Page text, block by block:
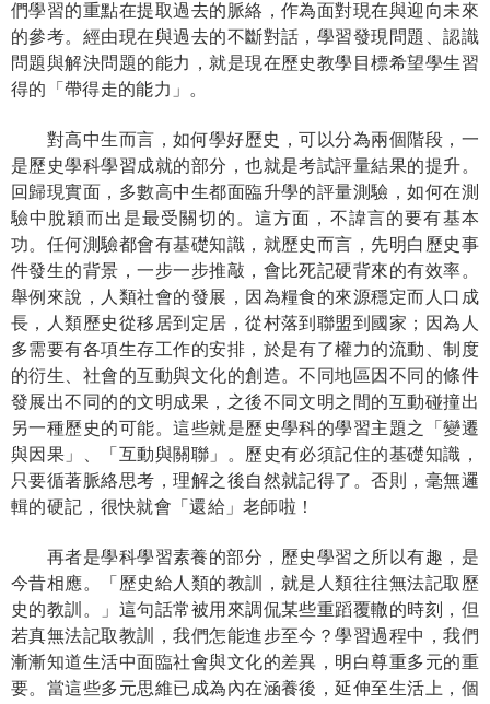
們學習的重點在提取過去的脈絡，作為面對現在與迎向未來
的參考。經由現在與過去的不斷對話，學習發現問題、認識
問題與解決問題的能力，就是現在歷史教學目標希望學生習
得的「帶得走的能力」。
對高中生而言，如何學好歷史，可以分為兩個階段，一
是歷史學科學習成就的部分，也就是考試評量結果的提升。
回歸現實面，多數高中生都面臨升學的評量測驗，如何在測
驗中脫穎而出是最受關切的。這方面，不諱言的要有基本
功。任何測驗都會有基礎知識，就歷史而言，先明白歷史事
件發生的背景，一步一步推敲，會比死記硬背來的有效率。
舉例來說，人類社會的發展，因為糧食的來源穩定而人口成
長，人類歷史從移居到定居，從村落到聯盟到國家；因為人
多需要有各項生存工作的安排，於是有了權力的流動、制度
的衍生、社會的互動與文化的創造。不同地區因不同的條件
發展出不同的的文明成果，之後不同文明之間的互動碰撞出
另一種歷史的可能。這些就是歷史學科的學習主題之「變遷
與因果」、「互動與關聯」。歷史有必須記住的基礎知識，
只要循著脈絡思考，理解之後自然就記得了。否則，毫無邏
輯的硬記，很快就會「還給」老師啦！
再者是學科學習素養的部分，歷史學習之所以有趣，是
今昔相應。「歷史給人類的教訓，就是人類往往無法記取歷
史的教訓。」這句話常被用來調侃某些重蹈覆轍的時刻，但
若真無法記取教訓，我們怎能進步至今？學習過程中，我們
漸漸知道生活中面臨社會與文化的差異，明白尊重多元的重
要。當這些多元思維已成為內在涵養後，延伸至生活上，個